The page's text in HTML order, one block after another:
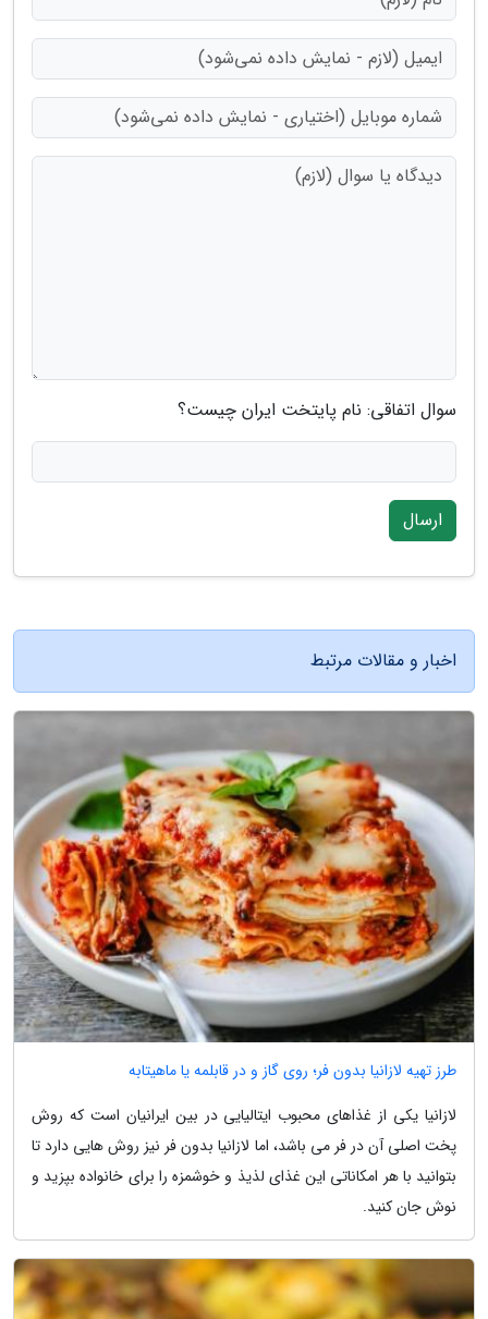
سوال اتفاقی: نام پایتخت ایران چیست؟
ارسال
اخبار و مقالات مرتبط
طرز تهیه لازانیا بدون فر؛ روی گاز و در قابلمه یا ماهیتابه
لازانیا یکی از غذاهای محبوب ایتالیایی در بین ایرانیان است که روش
پخت اصلی آن در فر می باشد، اما لازانیا بدون فر نیز روش هایی دارد تا
بتوانید با هر امکاناتی این غذای لذیذ و خوشمزه را برای خانواده بپزید و
نوش جان کنید.